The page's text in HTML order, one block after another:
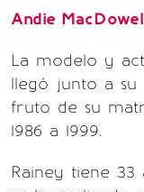
Andie
La modelo y
llegó junto a su
fruto de su
1986 a 1999.
Rainey tiene